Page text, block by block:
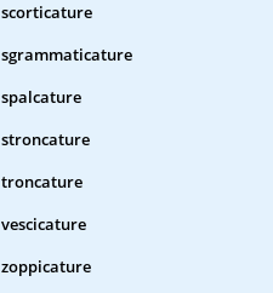
scorticature
sgrammaticature
spalcature
stroncature
troncature
vescicature
zoppicature